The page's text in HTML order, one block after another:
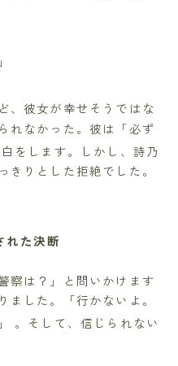
」
、彼女が幸せそうではな
れなかった。彼は「必ず
をします。しかし、詩乃
きりとした拒絶でした。
た決断
察は？」と問いかけます
した。「行かないよ。
。そして、信じられない